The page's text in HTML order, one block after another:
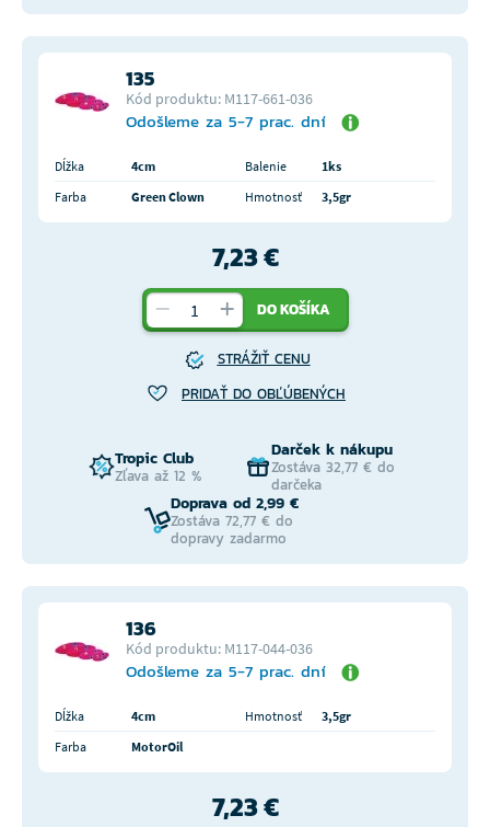
135
Kód produktu: M117-661-036
Odošleme za 5-7 prac. dní
Dĺžka 4cm Balenie
1ks
Farba
Green Clown Hmotnosť 3,5gr
7,23 €
DO KOŠÍKA
STRÁŽIŤ CENU
PRIDAŤ DO OBĽÚBENÝCH
Tropic Club
Zľava až 12 %
Darček k nákupu
Zostáva 32,77 € do
darčeka
Doprava od 2,99 €
Zostáva 72,77 € do
dopravy zadarmo
136
Kód produktu: M117-044-036
Odošleme za 5-7 prac. dní
Dĺžka 4cm Hmotnosť
3,5gr
Farba
MotorOil
7,23 €